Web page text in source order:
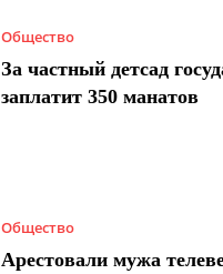
Общество
За частный детсад
заплатит 350 манатов
Общество
Арестовали мужа